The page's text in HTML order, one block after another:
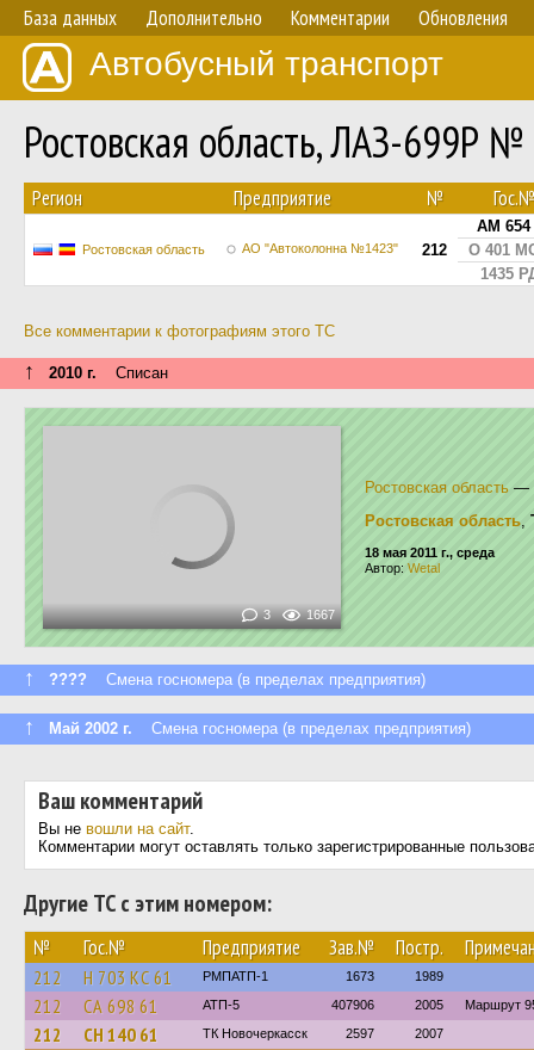
База данных Дополнительно Комментарии Обновления
Автобусный транспорт
Ростовская область, ЛАЗ-699Р
Регион Предприятие № Гос.№
Ростовская область АО "Автоколонна №1423" 212
АМ 654
О 401
1435
Все комментарии к фотографиям этого ТС
↑ 2010 г. Списан
3 1667
Ростовская область —
Ростовская область,
18 мая 2011 г., среда
Автор: Wetal
↑ ???? Смена госномера (в пределах предприятия)
↑ Май 2002 г. Смена госномера (в пределах предприятия)
Ваш комментарий
Вы не вошли на сайт.
Комментарии могут оставлять только зарегистрированные
Другие ТС с этим номером:
№ Гос.№ Предприятие Зав.№ Постр.
212 Н 703 КС 61 РМПАТП-1 1673 1989
212 СА 698 61 АТП-5 407906 2005 Маршрут
212 СН 140 61 ТК Новочеркасск 2597 2007